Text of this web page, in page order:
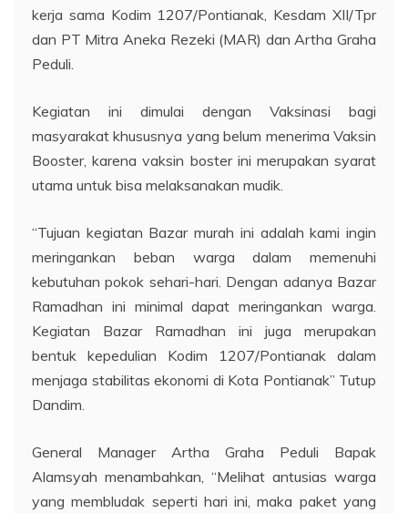
kerja sama Kodim 1207/Pontianak, Kesdam XII/Tpr
dan PT Mitra Aneka Rezeki (MAR) dan Artha Graha
Peduli.
Kegiatan ini dimulai dengan Vaksinasi bagi
masyarakat khususnya yang belum menerima Vaksin
Booster, karena vaksin boster ini merupakan syarat
utama untuk bisa melaksanakan mudik.
“Tujuan kegiatan Bazar murah ini adalah kami ingin
meringankan beban warga dalam memenuhi
kebutuhan pokok sehari-hari. Dengan adanya Bazar
Ramadhan ini minimal dapat meringankan warga.
Kegiatan Bazar Ramadhan ini juga merupakan
bentuk kepedulian Kodim 1207/Pontianak dalam
menjaga stabilitas ekonomi di Kota Pontianak” Tutup
Dandim.
General Manager Artha Graha Peduli Bapak
Alamsyah menambahkan, “Melihat antusias warga
yang membludak seperti hari ini, maka paket yang